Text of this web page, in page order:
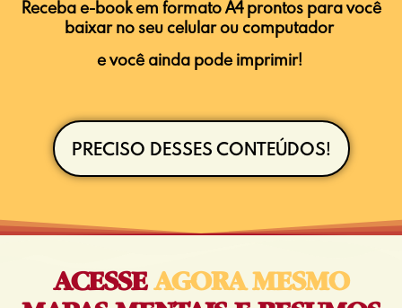
Recebae-bookem formato A4 prontos para você
baixar no seu celular ou computador
e você ainda pode imprimir!
PRECISO DESSES CONTEÚDOS!
ACESSEAGORA MESMO